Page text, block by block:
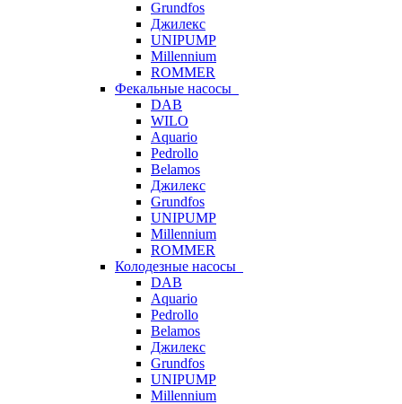
Grundfos
Джилекс
UNIPUMP
Millennium
ROMMER
Фекальные насосы
DAB
WILO
Aquario
Pedrollo
Belamos
Джилекс
Grundfos
UNIPUMP
Millennium
ROMMER
Колодезные насосы
DAB
Aquario
Pedrollo
Belamos
Джилекс
Grundfos
UNIPUMP
Millennium